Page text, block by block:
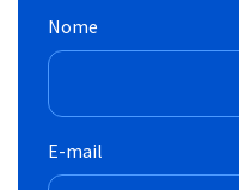
Nome
E-mail